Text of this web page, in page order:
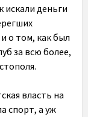
искали деньги
о том, как был
за всю более,
власть на
спорт, а уж